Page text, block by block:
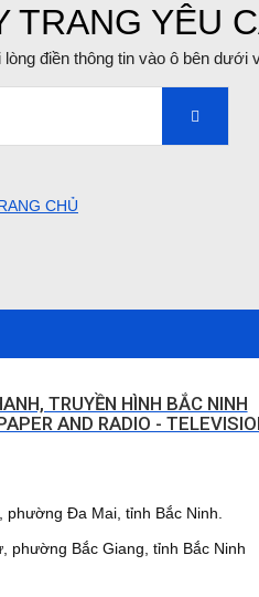
TRANG YÊU
điền thông tin vào ô bên dưới
CHỦ
TRUYỀN HÌNH BẮC NINH
AND RADIO -
Đa Mai, tỉnh Bắc Ninh.
Bắc Giang, tỉnh Bắc Ninh